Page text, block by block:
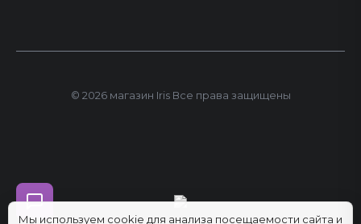
© 2026 магазин Iris Все права защищены
Мы используем cookie для анализа посещаемости сайта и